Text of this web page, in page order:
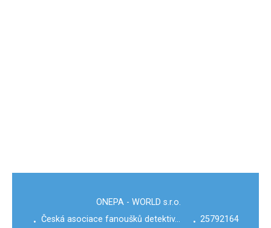
ONEPA - WORLD s.r.o.
• Česká asociace fanoušků detektiv… • 25792164